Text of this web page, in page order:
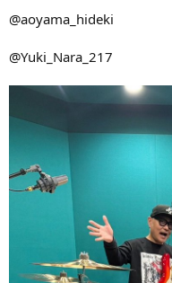
@aoyama_hideki
@Yuki_Nara_217